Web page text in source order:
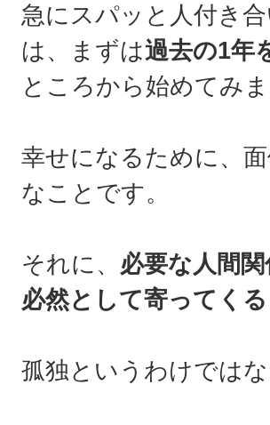
急にスパッと人付き
は、まずは過去の1年
ところから始めてみま
幸せになるために、
なことです。
それに、 必要な人間
必然として寄ってくる
孤独というわけでは